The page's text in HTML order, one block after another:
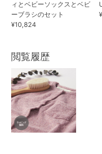
ィとベビーソックスとベビ
ーブラシのセット
¥10,824
閲覧履歴